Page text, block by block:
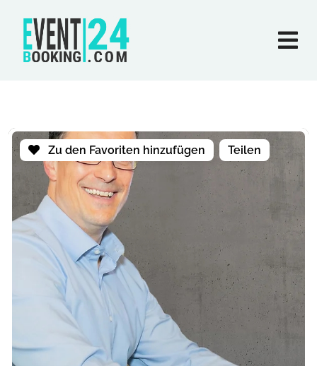
Zu den Favoriten hinzufügen Teilen